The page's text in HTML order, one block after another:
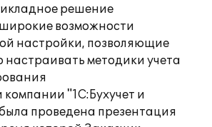
решение
возможности
настройки, позволяющие
настраивать методики учета
"1С:Бухучет и
проведена презентация